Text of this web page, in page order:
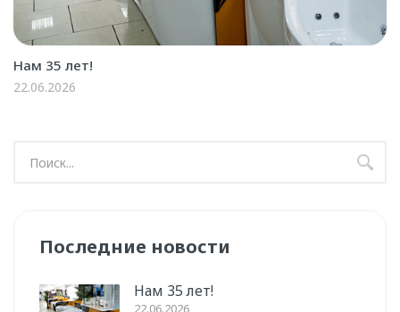
Нам 35 лет!
22.06.2026
Последние новости
Нам 35 лет!
22.06.2026